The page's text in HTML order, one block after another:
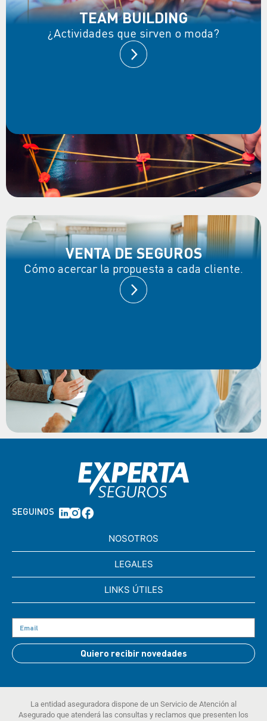
TEAM BUILDING
¿Actividades que sirven o moda?
VENTA DE SEGUROS
Cómo acercar la propuesta a cada cliente.
SEGUINOS
NOSOTROS
LEGALES
LINKS ÚTILES
Quiero recibir novedades
La entidad aseguradora dispone de un Servicio de Atención al
Asegurado que atenderá las consultas y reclamos que presenten los